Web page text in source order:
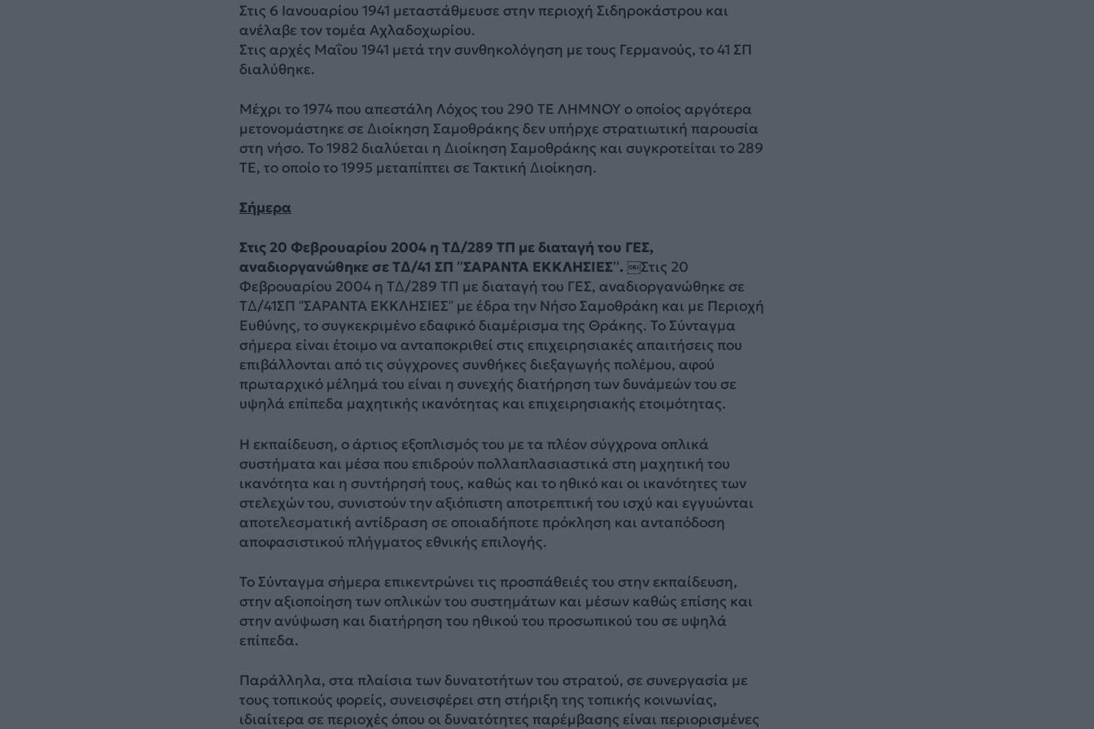
Στις 6 Ιανουαρίου 1941 μεταστάθμευσε στην περιοχή Σιδηροκάστρου και
ανέλαβε τον τομέα Αχλαδοχωρίου.
Στις αρχές Μαΐου 1941 μετά την συνθηκολόγηση με τους Γερμανούς, το 41 ΣΠ
διαλύθηκε.
Μέχρι το 1974 που απεστάλη Λόχος του 290 ΤΕ ΛΗΜΝΟΥ ο οποίος αργότερα
μετονομάστηκε σε ∆ιοίκηση Σαμοθράκης δεν υπήρχε στρατιωτική παρουσία
στη νήσο. Το 1982 διαλύεται η ∆ιοίκηση Σαμοθράκης και συγκροτείται το 289
ΤΕ, το οποίο το 1995 μεταπίπτει σε Τακτική ∆ιοίκηση.
Σήμερα
Στις 20 Φεβρουαρίου 2004 η Τ∆/289 ΤΠ με διαταγή του ΓΕΣ,
αναδιοργανώθηκε σε Τ∆/41 ΣΠ ‘’ΣΑΡΑΝΤΑ ΕΚΚΛΗΣΙΕΣ’’. ￼Στις 20
Φεβρουαρίου 2004 η Τ∆/289 ΤΠ με διαταγή του ΓΕΣ, αναδιοργανώθηκε σε
Τ∆/41ΣΠ ‘’ΣΑΡΑΝΤΑ ΕΚΚΛΗΣΙΕΣ’’ με έδρα την Νήσο Σαμοθράκη και με Περιοχή
Ευθύνης, το συγκεκριμένο εδαφικό διαμέρισμα της Θράκης. Το Σύνταγμα
σήμερα είναι έτοιμο να ανταποκριθεί στις επιχειρησιακές απαιτήσεις που
επιβάλλονται από τις σύγχρονες συνθήκες διεξαγωγής πολέμου, αφού
πρωταρχικό μέλημά του είναι η συνεχής διατήρηση των δυνάμεών του σε
υψηλά επίπεδα μαχητικής ικανότητας και επιχειρησιακής ετοιμότητας.
Η εκπαίδευση, ο άρτιος εξοπλισμός του με τα πλέον σύγχρονα οπλικά
συστήματα και μέσα που επιδρούν πολλαπλασιαστικά στη μαχητική του
ικανότητα και η συντήρησή τους, καθώς και το ηθικό και οι ικανότητες των
στελεχών του, συνιστούν την αξιόπιστη αποτρεπτική του ισχύ και εγγυώνται
αποτελεσματική αντίδραση σε οποιαδήποτε πρόκληση και ανταπόδοση
αποφασιστικού πλήγματος εθνικής επιλογής.
Το Σύνταγμα σήμερα επικεντρώνει τις προσπάθειές του στην εκπαίδευση,
στην αξιοποίηση των οπλικών του συστημάτων και μέσων καθώς επίσης και
στην ανύψωση και διατήρηση του ηθικού του προσωπικού του σε υψηλά
επίπεδα.
Παράλληλα, στα πλαίσια των δυνατοτήτων του στρατού, σε συνεργασία με
τους τοπικούς φορείς, συνεισφέρει στη στήριξη της τοπικής κοινωνίας,
ιδιαίτερα σε περιοχές όπου οι δυνατότητες παρέμβασης είναι περιορισμένες